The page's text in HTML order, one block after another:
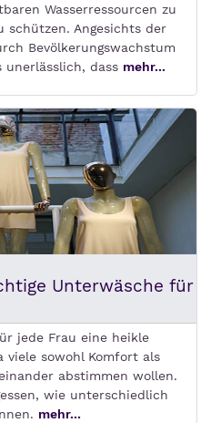
Wasserressourcen zu
Angesichts der
Bevölkerungswachstum
unerlässlich, dass mehr...
Unterwäsche für
jede Frau eine heikle
viele sowohl Komfort als
abstimmen wollen.
wie unterschiedlich
mehr...